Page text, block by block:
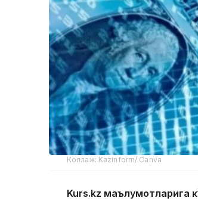
Коллаж: Kazinform/ Canva
Kurs.kz маълумотларига